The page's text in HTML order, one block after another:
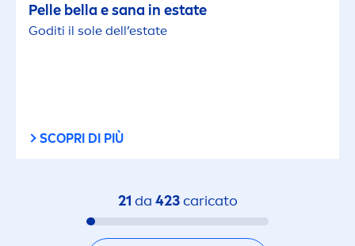
Pelle bella e sana in estate
Goditi il sole dell’estate
SCOPRI DI PIÙ
21 da 423caricato